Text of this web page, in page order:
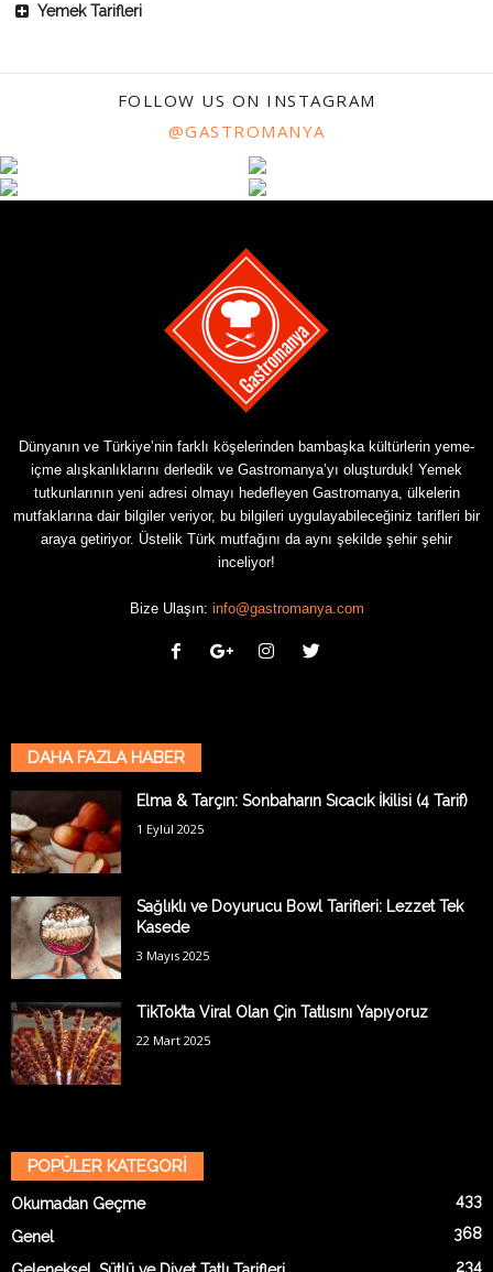
Yemek Tarifleri
FOLLOW US ON INSTAGRAM
@GASTROMANYA
Dünyanın ve Türkiye’nin farklı köşelerinden bambaşka kültürlerin yeme-
içme alışkanlıklarını derledik ve Gastromanya’yı oluşturduk! Yemek
tutkunlarının yeni adresi olmayı hedefleyen Gastromanya, ülkelerin
mutfaklarına dair bilgiler veriyor, bu bilgileri uygulayabileceğiniz tarifleri bir
araya getiriyor. Üstelik Türk mutfağını da aynı şekilde şehir şehir
inceliyor!
Bize Ulaşın: info@gastromanya.com
DAHA FAZLA HABER
Elma & Tarçın: Sonbaharın Sıcacık İkilisi (4 Tarif)
1 Eylül 2025
Sağlıklı ve Doyurucu Bowl Tarifleri: Lezzet Tek
Kasede
3 Mayıs 2025
TikTok’ta Viral Olan Çin Tatlısını Yapıyoruz
22 Mart 2025
POPÜLER KATEGORİ
Okumadan Geçme 433
Genel 368
234